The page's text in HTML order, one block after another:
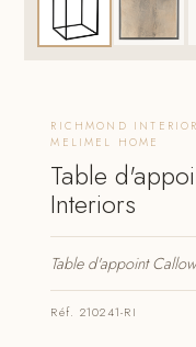
RICHMOND
MELIMEL HOME
Table
Interiors
Table d'appoint
Réf. 210241-RI